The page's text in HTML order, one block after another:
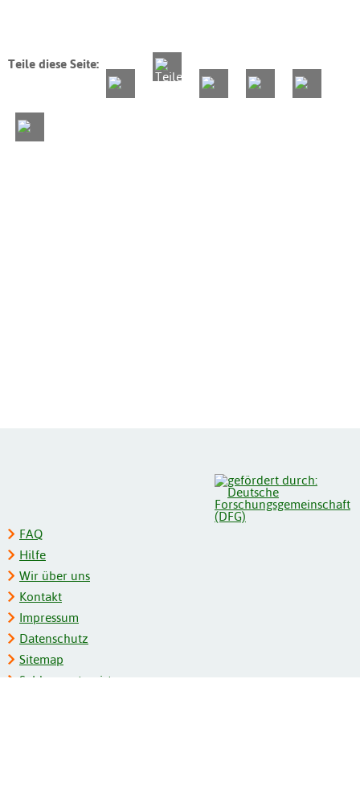
Teile diese Seite:
FAQ
Hilfe
Wir über uns
Kontakt
Impressum
Datenschutz
Sitemap
Schlagwortregister